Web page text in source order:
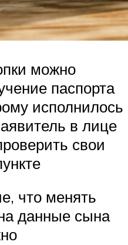
можно
паспорта
исполнилось
в лице
свои
что менять
данные сына